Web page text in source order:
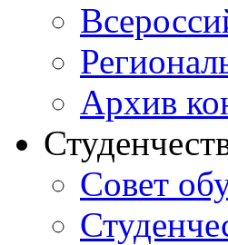
Архив
Совет